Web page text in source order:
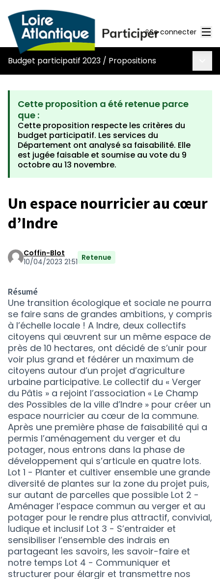
Se connecter
Budget participatif 2023 / Propositions
Cette proposition a été retenue parce
que :
Cette proposition respecte les critères du
budget participatif. Les services du
Département ont analysé sa faisabilité. Elle
est jugée faisable et soumise au vote du 9
octobre au 13 novembre.
Un espace nourricier au cœur
d’Indre
Coffin-Blot
10/04/2023 21:51 Retenue
Résumé
Une transition écologique et sociale ne pourra
se faire sans de grandes ambitions, y compris
à l’échelle locale ! A Indre, deux collectifs
citoyens qui œuvrent sur un même espace de
près de 10 hectares, ont décidé de s’unir pour
voir plus grand et fédérer un maximum de
citoyens autour d’un projet d’agriculture
urbaine participative. Le collectif du « Verger
du Pâtis » a rejoint l’association « Le Champ
des Possibles de la ville d’Indre » pour créer un
espace nourricier au cœur de la commune.
Après une première phase de faisabilité qui a
permis l’aménagement du verger et du
potager, nous entrons dans la phase de
développement qui s’articule en quatre lots.
Lot 1 - Planter et cultiver ensemble une grande
diversité de plantes sur la zone du projet puis,
sur autant de parcelles que possible Lot 2 -
Aménager l’espace commun au verger et au
potager pour le rendre plus attractif, convivial,
ludique et inclusif Lot 3 - S’entraider et
sensibiliser l’ensemble des indrais en
partageant les savoirs, les savoir-faire et
notre temps Lot 4 - Communiquer et
structurer pour élargir et transmettre nos